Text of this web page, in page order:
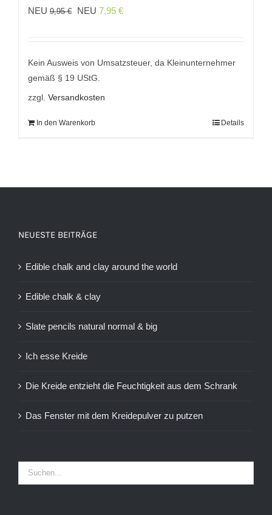
NEU 9,95€
Ursprünglicher
9,95 €
NEU 7,95 €Aktueller
7,95 €.
Kein Ausweis von Umsatzsteuer, da Kleinunternehmer
gemäß § 19 UStG.
zzgl. Versandkosten
In den Warenkorb Details
NEUESTE BEITRÄGE
Edible chalk and clay around the world
Edible chalk & clay
Slate pencils natural normal & big
Ich esse Kreide
Die Kreide entzieht die Feuchtigkeit aus dem Schrank
Das Fenster mit dem Kreidepulver zu putzen